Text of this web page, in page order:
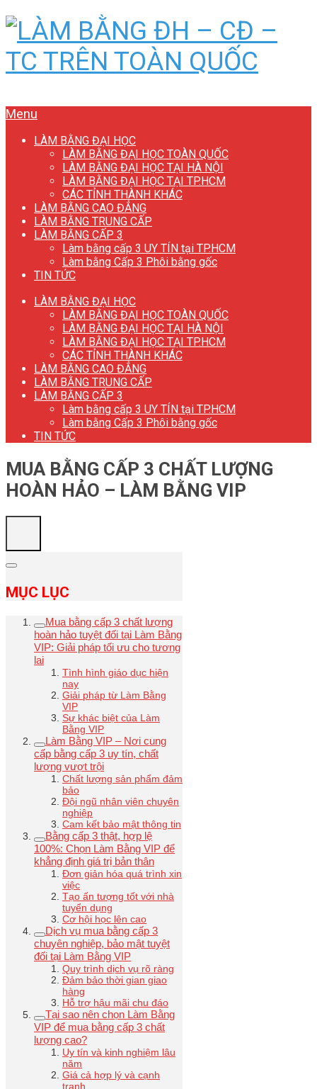
Menu
LÀM BẰNG ĐẠI HỌC
LÀM BẰNG ĐẠI HỌC TOÀN QUỐC
LÀM BẰNG ĐẠI HỌC TẠI HÀ NỘI
LÀM BẰNG ĐẠI HỌC TẠI TP.HCM
CÁC TỈNH THÀNH KHÁC
LÀM BẰNG CAO ĐẲNG
LÀM BẰNG TRUNG CẤP
LÀM BẰNG CẤP 3
Làm bằng cấp 3 UY TÍN tại TP.HCM
Làm bằng Cấp 3 Phôi bằng gốc
TIN TỨC
LÀM BẰNG ĐẠI HỌC
LÀM BẰNG ĐẠI HỌC TOÀN QUỐC
LÀM BẰNG ĐẠI HỌC TẠI HÀ NỘI
LÀM BẰNG ĐẠI HỌC TẠI TP.HCM
CÁC TỈNH THÀNH KHÁC
LÀM BẰNG CAO ĐẲNG
LÀM BẰNG TRUNG CẤP
LÀM BẰNG CẤP 3
Làm bằng cấp 3 UY TÍN tại TP.HCM
Làm bằng Cấp 3 Phôi bằng gốc
TIN TỨC
MUA BẰNG CẤP 3 CHẤT LƯỢNG
HOÀN HẢO – LÀM BẰNG VIP
MỤC LỤC
Mua bằng cấp 3 chất lượng
hoàn hảo tuyệt đối tại Làm Bằng
VIP: Giải pháp tối ưu cho tương
lai
Tình hình giáo dục hiện
nay
Giải pháp từ Làm Bằng
VIP
Sự khác biệt của Làm
Bằng VIP
Làm Bằng VIP – Nơi cung
cấp bằng cấp 3 uy tín, chất
lượng vượt trội
Chất lượng sản phẩm đảm
bảo
Đội ngũ nhân viên chuyên
nghiệp
Cam kết bảo mật thông tin
Bằng cấp 3 thật, hợp lệ
100%: Chọn Làm Bằng VIP để
khẳng định giá trị bản thân
Đơn giản hóa quá trình xin
việc
Tạo ấn tượng tốt với nhà
tuyển dụng
Cơ hội học lên cao
Dịch vụ mua bằng cấp 3
chuyên nghiệp, bảo mật tuyệt
đối tại Làm Bằng VIP
Quy trình dịch vụ rõ ràng
Đảm bảo thời gian giao
hàng
Hỗ trợ hậu mãi chu đáo
Tại sao nên chọn Làm Bằng
VIP để mua bằng cấp 3 chất
lượng cao?
Uy tín và kinh nghiệm lâu
năm
Giá cả hợp lý và cạnh
tranh